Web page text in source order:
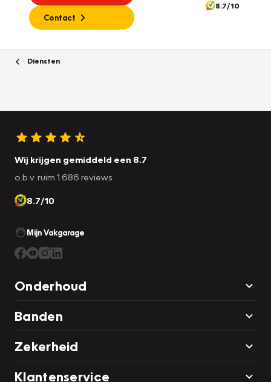
Contact
8.7/10
Diensten
Wij krijgen gemiddeld een 8.7
o.b.v. ruim 1.686 reviews
8.7/10
Mijn Vakgarage
Onderhoud
Banden
Zekerheid
Klantenservice